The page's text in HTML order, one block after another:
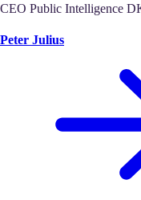
CEO Public Intelligence
Peter Julius